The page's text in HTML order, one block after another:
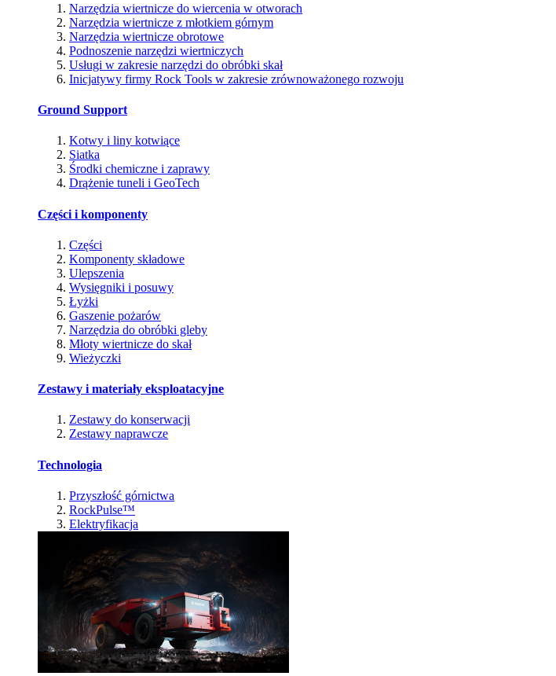
Narzędzia wiertnicze do wiercenia w otworach
Narzędzia wiertnicze z młotkiem górnym
Narzędzia wiertnicze obrotowe
Podnoszenie narzędzi wiertniczych
Usługi w zakresie narzędzi do obróbki skał
Inicjatywy firmy Rock Tools w zakresie zrównoważonego rozwoju
Ground Support
Kotwy i liny kotwiące
Siatka
Środki chemiczne i zaprawy
Drążenie tuneli i GeoTech
Części i komponenty
Części
Komponenty składowe
Ulepszenia
Wysięgniki i posuwy
Łyżki
Gaszenie pożarów
Narzędzia do obróbki gleby
Młoty wiertnicze do skał
Wieżyczki
Zestawy i materiały eksploatacyjne
Zestawy do konserwacji
Zestawy naprawcze
Technologia
Przyszłość górnictwa
RockPulse™
Elektryfikacja